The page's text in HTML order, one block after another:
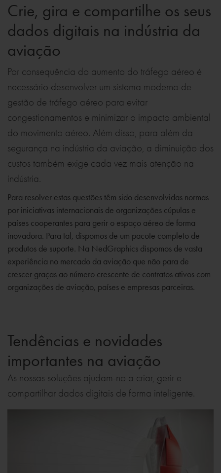
Crie, gira e compartilhe os seus
dados digitais na indústria da
aviação
Por consequência do aumento do tráfego aéreo é
necessário desenvolver um sistema moderno de
gestão de tráfego aéreo para evitar
congestionamentos e minimizar o impacto ambiental
do movimento aéreo. Além disso, para além da
segurança na indústria da aviação, a diminuição dos
custos também exige cada vez mais atenção na
indústria.
Para resolver estas questões têm sido desenvolvidas normas
por iniciativas internacionais de organizações cúpulas e
países cooperantes para gerir o espaço aéreo de forma
inovadora. Para tal, dispomos de um pacote completo de
produtos de suporte. Na NedGraphics dispomos de vasta
experiência no mercado da aviação que não para de
crescer graças ao número crescente de contratos ativos com
organizações de aviação, países e empresas parceiras.
Tendências e novidades
importantes na aviação
As nossas soluções ajudam-no a criar, gerir e
compartilhar dados digitais de forma inteligente.